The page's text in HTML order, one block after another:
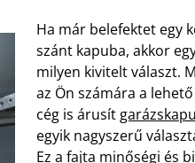
Ha már belefektet egy
szánt kapuba, akkor
milyen kivitelt választ.
az Ön számára a
cég is árusít
egyik nagyszerű
Ez a fajta minőségi és